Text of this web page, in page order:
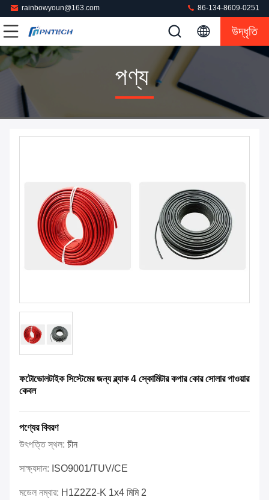
rainbowyoun@163.com 86-134-8609-0251
উদ্ধৃতি
পণ্য
ফটোভোলটাইক সিস্টেমের জন্য ব্ল্যাক 4 স্কোমিটার কপার কোর সোলার পাওয়ার
কেবল
পণ্যের বিবরণ
উৎপত্তি স্থল: চীন
সাক্ষ্যদান: ISO9001/TUV/CE
মডেল নম্বার: H1Z2Z2-K 1x4 মিমি 2